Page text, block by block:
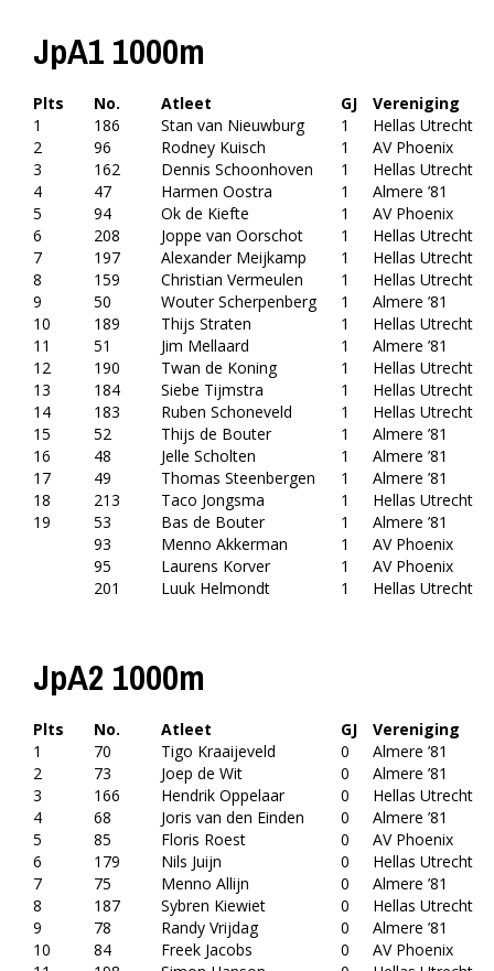
JpA1 1000m
Plts No. Atleet GJ
Vereniging
1
186 Stan van Nieuwburg 1
Hellas Utrecht
2
96 Rodney Kuisch 1
AV Phoenix
3
162 Dennis Schoonhoven 1
Hellas Utrecht
4
47 Harmen Oostra 1
Almere ’81
5
94 Ok de Kiefte 1
AV Phoenix
6
208 Joppe van Oorschot 1
Hellas Utrecht
7
197 Alexander Meijkamp 1
Hellas Utrecht
8
159 Christian Vermeulen 1
Hellas Utrecht
9
50 Wouter Scherpenberg 1
Almere ’81
10
189 Thijs Straten 1
Hellas Utrecht
11
51 Jim Mellaard 1
Almere ’81
12
190 Twan de Koning 1
Hellas Utrecht
13
184 Siebe Tijmstra 1
Hellas Utrecht
14
183 Ruben Schoneveld 1
Hellas Utrecht
15
52 Thijs de Bouter 1
Almere ’81
16
48 Jelle Scholten 1
Almere ’81
17
49 Thomas Steenbergen 1
Almere ’81
18
213 Taco Jongsma 1
Hellas Utrecht
19
53 Bas de Bouter 1
Almere ’81
93
Menno Akkerman 1
AV Phoenix
95
Laurens Korver 1
AV Phoenix
201
Luuk Helmondt 1 Hellas Utrecht
JpA2 1000m
Plts No. Atleet GJ
Vereniging
1
70 Tigo Kraaijeveld 0
Almere ’81
2
73 Joep de Wit 0
Almere ’81
3
166 Hendrik Oppelaar 0
Hellas Utrecht
4
68 Joris van den Einden 0
Almere ’81
5
85 Floris Roest 0
AV Phoenix
6
179 Nils Juijn 0
Hellas Utrecht
7
75 Menno Allijn 0
Almere ’81
8
187 Sybren Kiewiet 0
Hellas Utrecht
9
78 Randy Vrijdag 0
Almere ’81
10
84 Freek Jacobs 0
AV Phoenix